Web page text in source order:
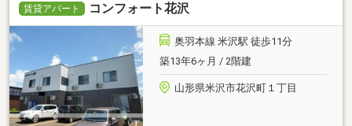
賃貸アパート コンフォート花沢
奥羽本線 米沢駅 徒歩11分
築13年6ヶ月 / 2階建
山形県米沢市花沢町１丁目